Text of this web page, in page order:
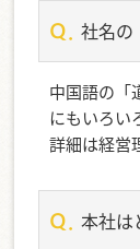
社名の
中国語の「
にもいろい
詳細は経営
本社は